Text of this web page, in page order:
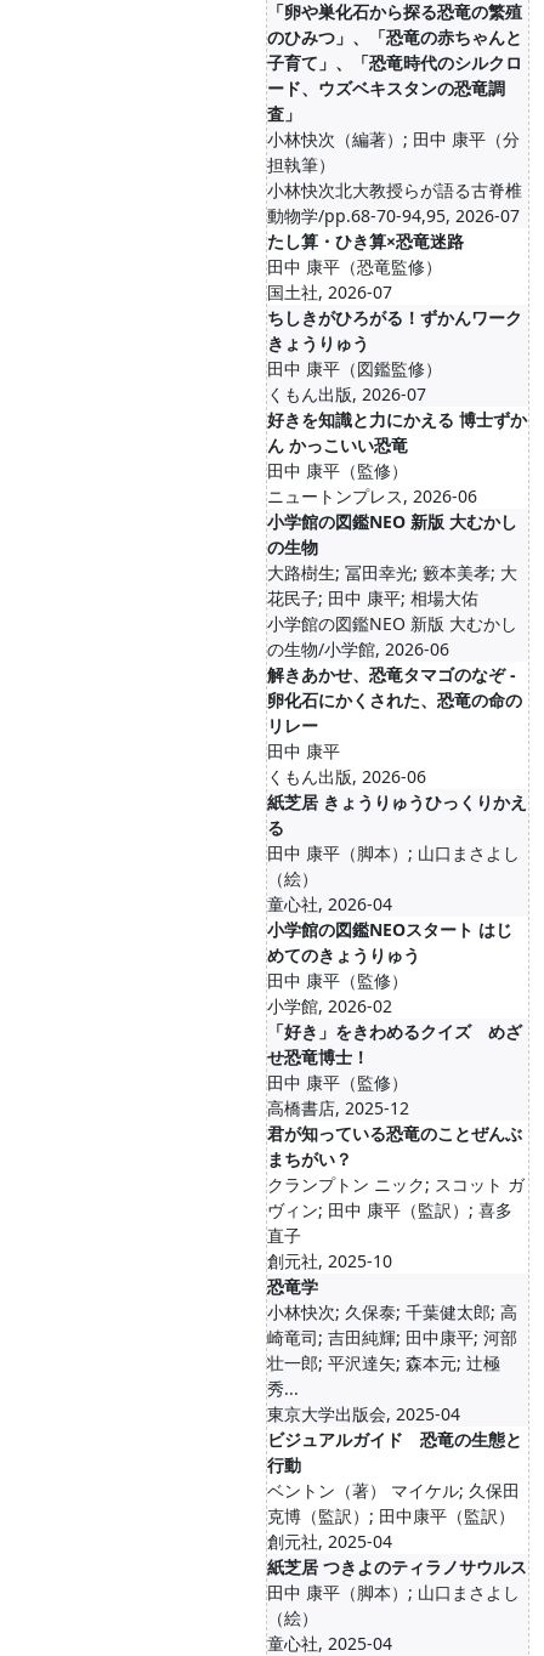
「卵や巣化石から探る恐竜の繁殖
のひみつ」、「恐竜の赤ちゃんと
子育て」、「恐竜時代のシルクロ
ード、ウズベキスタンの恐竜調
査」
小林快次（編著）; 田中 康平（分
担執筆）
小林快次北大教授らが語る古脊椎
動物学/pp.68-70-94,95, 2026-07
たし算・ひき算×恐竜迷路
田中 康平（恐竜監修）
国土社, 2026-07
ちしきがひろがる！ずかんワーク
きょうりゅう
田中 康平（図鑑監修）
くもん出版, 2026-07
好きを知識と力にかえる 博士ずか
ん かっこいい恐竜
田中 康平（監修）
ニュートンプレス, 2026-06
小学館の図鑑NEO 新版 大むかし
の生物
大路樹生; 冨田幸光; 籔本美孝; 大
花民子; 田中 康平; 相場大佑
小学館の図鑑NEO 新版 大むかし
の生物/小学館, 2026-06
解きあかせ、恐竜タマゴのなぞ -
卵化石にかくされた、恐竜の命の
リレー
田中 康平
くもん出版, 2026-06
紙芝居 きょうりゅうひっくりかえ
る
田中 康平（脚本）; 山口まさよし
（絵）
童心社, 2026-04
小学館の図鑑NEOスタート はじ
めてのきょうりゅう
田中 康平（監修）
小学館, 2026-02
「好き」をきわめるクイズ めざ
せ恐竜博士！
田中 康平（監修）
高橋書店, 2025-12
君が知っている恐竜のことぜんぶ
まちがい？
クランプトン ニック; スコット ガ
ヴィン; 田中 康平（監訳）; 喜多
直子
創元社, 2025-10
恐竜学
小林快次; 久保泰; 千葉健太郎; 高
崎竜司; 吉田純輝; 田中康平; 河部
壮一郎; 平沢達矢; 森本元; 辻極
秀...
東京大学出版会, 2025-04
ビジュアルガイド 恐竜の生態と
行動
ベントン（著） マイケル; 久保田
克博（監訳）; 田中康平（監訳）
創元社, 2025-04
紙芝居 つきよのティラノサウルス
田中 康平（脚本）; 山口まさよし
（絵）
童心社, 2025-04